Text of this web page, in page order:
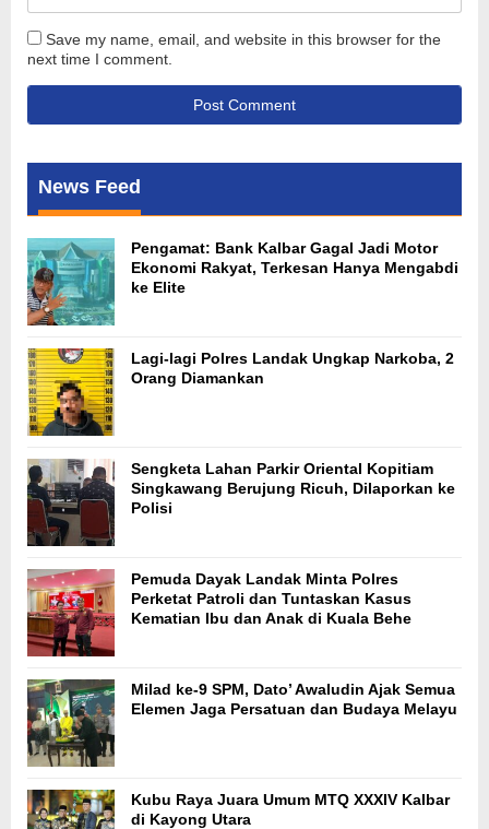
Save my name, email, and website in this browser for the
next time I comment.
News Feed
Pengamat: Bank Kalbar Gagal Jadi Motor
Ekonomi Rakyat, Terkesan Hanya Mengabdi
ke Elite
Lagi-lagi Polres Landak Ungkap Narkoba, 2
Orang Diamankan
Sengketa Lahan Parkir Oriental Kopitiam
Singkawang Berujung Ricuh, Dilaporkan ke
Polisi
Pemuda Dayak Landak Minta Polres
Perketat Patroli dan Tuntaskan Kasus
Kematian Ibu dan Anak di Kuala Behe
Milad ke-9 SPM, Dato’ Awaludin Ajak Semua
Elemen Jaga Persatuan dan Budaya Melayu
Kubu Raya Juara Umum MTQ XXXIV Kalbar
di Kayong Utara